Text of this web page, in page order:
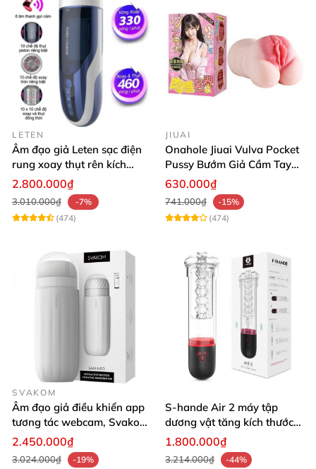
LETEN
Âm đạo giả Leten sạc điện
rung xoay thụt rên kích
thích phê
2.800.000₫
3.010.000₫
-7%
(474)
JIUAI
Onahole Jiuai Vulva Pocket
Pussy Bướm Giả Cầm Tay
Thiết Kế Mô Phỏng Chân
630.000₫
741.000₫
-15%
(474)
SVAKOM
Âm đạo giả điều khiển app
tương tác webcam, Svakom
Sam Neo
2.450.000₫
3.024.000₫
-19%
S-hande Air 2 máy tập
dương vật tăng kích thước
tự động cao cấp
1.800.000₫
3.214.000₫
-44%